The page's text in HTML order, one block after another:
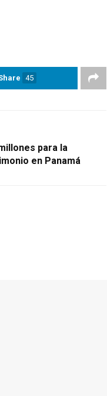
45
para la
en Panamá